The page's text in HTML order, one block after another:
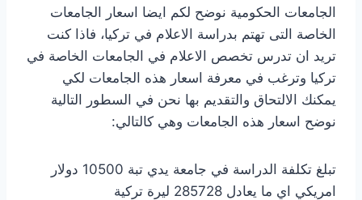
الجامعات الحكومية نوضح لكم ايضا اسعار الجامعات
الخاصة التى تهتم بدراسة الاعلام في تركيا، فاذا كنت
تريد ان تدرس تخصص الاعلام في الجامعات الخاصة في
تركيا وترغب في معرفة اسعار هذه الجامعات لكي
يمكنك الالتحاق والتقديم بها نحن في السطور التالية
نوضح اسعار هذه الجامعات وهي كالتالي:
تبلغ تكلفة الدراسة في جامعة يدي تبة 10500 دولار
امريكي اي ما يعادل 285728 ليرة تركية